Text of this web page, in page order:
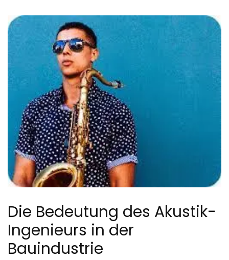
Die Bedeutung des Akustik-
Ingenieurs in der
Bauindustrie